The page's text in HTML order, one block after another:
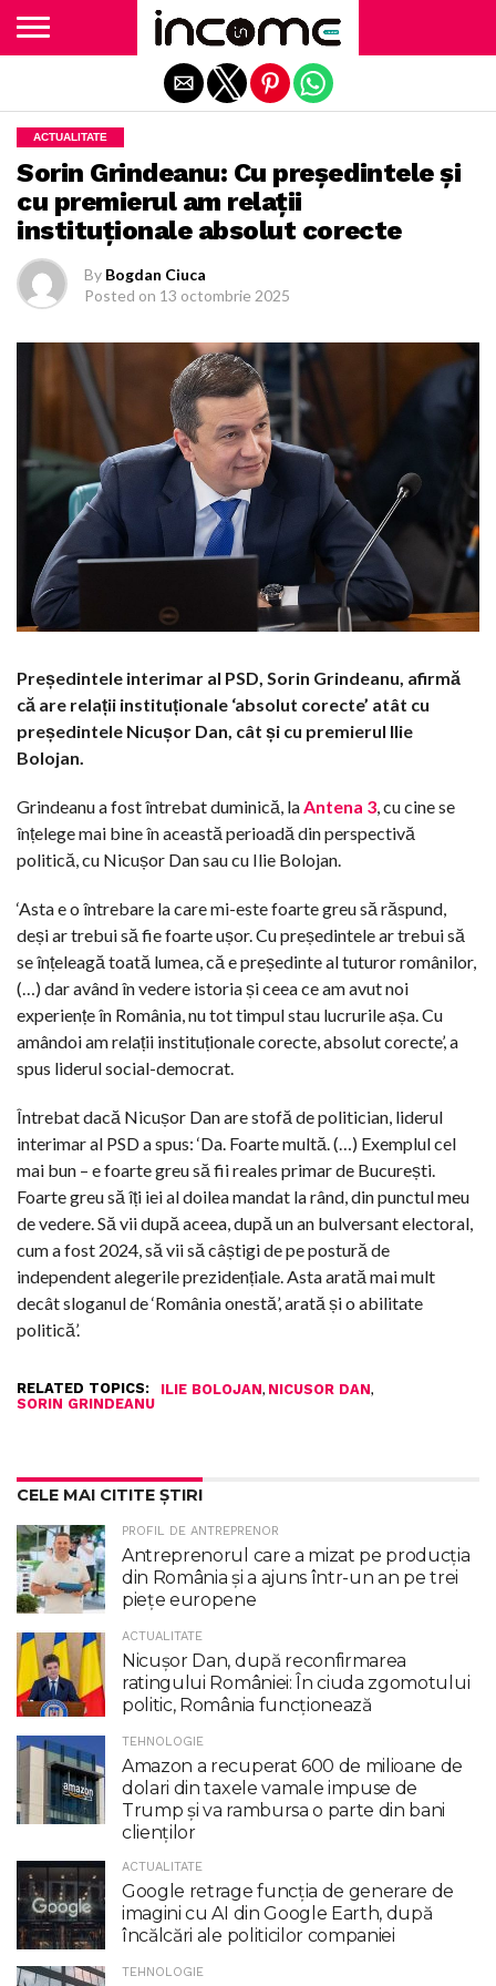
ACTUALITATE
Sorin Grindeanu: Cu președintele și
cu premierul am relații
instituționale absolut corecte
By Bogdan Ciuca
Posted on 13 octombrie 2025
Președintele interimar al PSD, Sorin Grindeanu, afirmă
că are relații instituționale ‘absolut corecte’ atât cu
președintele Nicușor Dan, cât și cu premierul Ilie
Bolojan.
Grindeanu a fost întrebat duminică, laAntena 3, cu cine se
înțelege mai bine în această perioadă din perspectivă
politică, cu Nicușor Dan sau cu Ilie Bolojan.
‘Asta e o întrebare la care mi-este foarte greu să răspund,
deși ar trebui să fie foarte ușor. Cu președintele ar trebui să
se înțeleagă toată lumea, că e președinte al tuturor românilor,
(…) dar având în vedere istoria și ceea ce am avut noi
experiențe în România, nu tot timpul stau lucrurile așa. Cu
amândoi am relații instituționale corecte, absolut corecte’, a
spus liderul social-democrat.
Întrebat dacă Nicușor Dan are stofă de politician, liderul
interimar al PSD a spus: ‘Da. Foarte multă. (…) Exemplul cel
mai bun – e foarte greu să fii reales primar de București.
Foarte greu să îți iei al doilea mandat la rând, din punctul meu
de vedere. Să vii după aceea, după un an bulversant electoral,
cum a fost 2024, să vii să câștigi de pe postură de
independent alegerile prezidențiale. Asta arată mai mult
decât sloganul de ‘România onestă’, arată și o abilitate
politică’.
RELATED TOPICS: ILIE BOLOJAN, NICUSOR DAN,
SORIN GRINDEANU
CELE MAI CITITE ȘTIRI
PROFIL DE ANTREPRENOR
Antreprenorul care a mizat pe producția
din România și a ajuns într-un an pe trei
piețe europene
ACTUALITATE
Nicuşor Dan, după reconfirmarea
ratingului României: În ciuda zgomotului
politic, România funcţionează
TEHNOLOGIE
Amazon a recuperat 600 de milioane de
dolari din taxele vamale impuse de
Trump şi va rambursa o parte din bani
clienţilor
ACTUALITATE
Google retrage funcţia de generare de
imagini cu AI din Google Earth, după
încălcări ale politicilor companiei
TEHNOLOGIE
Exit mobile version